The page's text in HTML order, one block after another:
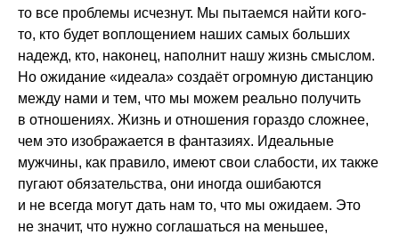
то все проблемы исчезнут. Мы пытаемся найти кого-
то, кто будет воплощением наших самых больших
надежд, кто, наконец, наполнит нашу жизнь смыслом.
Но ожидание «идеала» создаёт огромную дистанцию
между нами и тем, что мы можем реально получить
в отношениях. Жизнь и отношения гораздо сложнее,
чем это изображается в фантазиях. Идеальные
мужчины, как правило, имеют свои слабости, их также
пугают обязательства, они иногда ошибаются
и не всегда могут дать нам то, что мы ожидаем. Это
не значит, что нужно соглашаться на меньшее,